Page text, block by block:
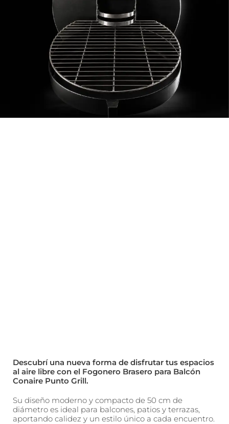
Descubrí una nueva forma de disfrutar tus espacios
al aire libre con el Fogonero Brasero para Balcón
Conaire Punto Grill.
Su diseño moderno y compacto de 50 cm de
diámetro es ideal para balcones, patios y terrazas,
aportando calidez y un estilo único a cada encuentro.